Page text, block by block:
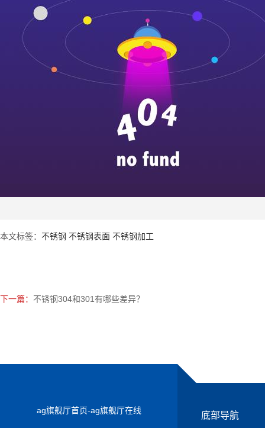
不锈钢表面工艺
文化交流，创新发展｜求精新材料集团受邀参加2023中国不锈钢
外部挑战增多结构调整阵痛显现 不锈钢焊接管市
双相不锈钢具有哪些性能特性？
本文标签： 不锈钢 不锈钢表面 不锈钢加工
下一篇： 不锈钢304和301有哪些差异？
ag旗舰厅首页-ag旗舰厅在线 底部导航